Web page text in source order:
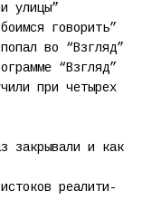
улицы”
говорить”
во “Взгляд”
“Взгляд”
при четырех
закрывали и как
реалити-